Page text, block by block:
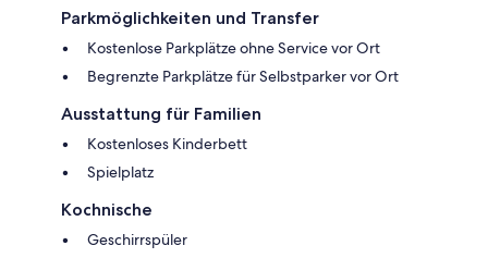
Parkmöglichkeiten und Transfer
Kostenlose Parkplätze ohne Service vor Ort
Begrenzte Parkplätze für Selbstparker vor Ort
Ausstattung für Familien
Kostenloses Kinderbett
Spielplatz
Kochnische
Geschirrspüler